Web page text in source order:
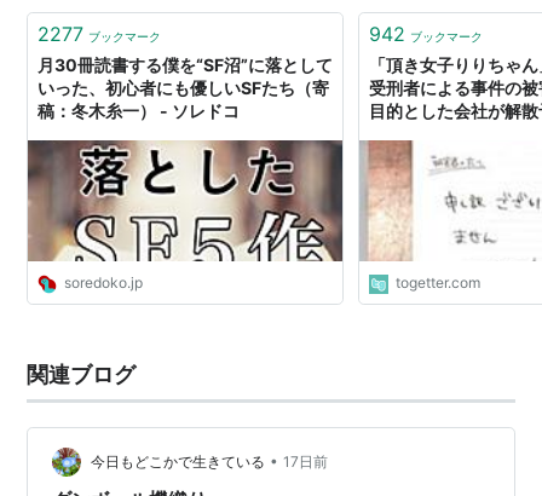
2277 ブックマーク
月30冊読書する僕を“SF沼”に落として
いった、初心者にも優しいSFたち（寄
稿：冬木糸一） - ソレドコ
soredoko.jp
942 ブックマーク
「頂き女子りりちゃ
受刑者による事件の
目的とした会社が解
糸」
togetter.com
関連ブログ
今日もどこかで生きている • 17日前